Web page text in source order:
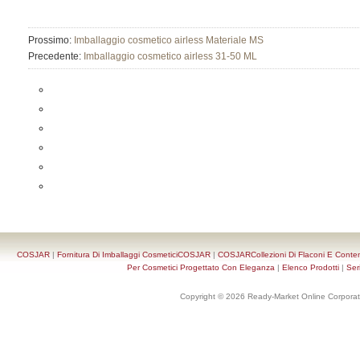
Prossimo: Imballaggio cosmetico airless Materiale MS
Precedente: Imballaggio cosmetico airless 31-50 ML
COSJAR | Fornitura Di Imballaggi CosmeticiCOSJAR | COSJARCollezioni Di Flaconi E
Per Cosmetici Progettato Con Eleganza | Elenco Prodotti|
Copyright © 2026 Ready-Market Online